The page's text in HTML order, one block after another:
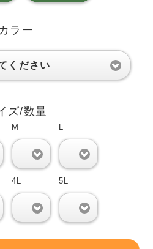
カラー
ください
ズ/数量
M
4L 5L